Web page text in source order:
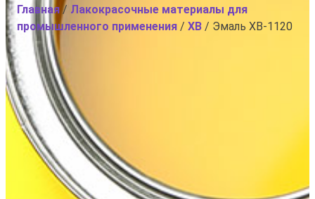
Главная/ Лакокрасочные материалы для
промышленного применения / ХВ / Эмаль ХВ-1120